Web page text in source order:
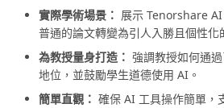
實際學術場景： 展示 Tenorshare
普通的論文轉變為引人入勝且個性化
為教授量身打造： 強調教授如何通
地位，並鼓勵學生道德使用 AI。
簡單直觀： 確保 AI 工具操作簡單，